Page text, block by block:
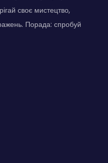
своє мистецтво,
Порада: спробуй